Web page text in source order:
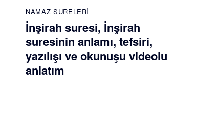
NAMAZ SURELERI
İnşirah suresi, İnşirah
suresinin anlamı, tefsiri,
yazılışı ve okunuşu videolu
anlatım